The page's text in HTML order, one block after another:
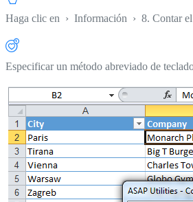
Haga clic en › Información › 8. Contar
Especificar un método abreviado de